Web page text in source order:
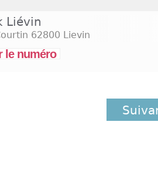
Liévin
62800 Lievin
le numéro